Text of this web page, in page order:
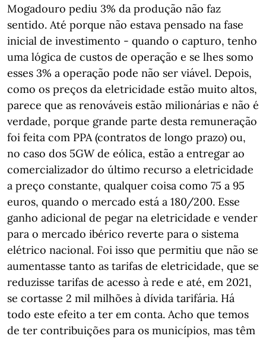
Mogadouro pediu 3% da produção não faz
sentido. Até porque não estava pensado na fase
inicial de investimento - quando o capturo, tenho
uma lógica de custos de operação e se lhes somo
esses 3% a operação pode não ser viável. Depois,
como os preços da eletricidade estão muito altos,
parece que as renováveis estão milionárias e não é
verdade, porque grande parte desta remuneração
foi feita com PPA (contratos de longo prazo) ou,
no caso dos 5GW de eólica, estão a entregar ao
comercializador do último recurso a eletricidade
a preço constante, qualquer coisa como 75 a 95
euros, quando o mercado está a 180/200. Esse
ganho adicional de pegar na eletricidade e vender
para o mercado ibérico reverte para o sistema
elétrico nacional. Foi isso que permitiu que não se
aumentasse tanto as tarifas de eletricidade, que se
reduzisse tarifas de acesso à rede e até, em 2021,
se cortasse 2 mil milhões à dívida tarifária. Há
todo este efeito a ter em conta. Acho que temos
de ter contribuições para os municípios, mas têm